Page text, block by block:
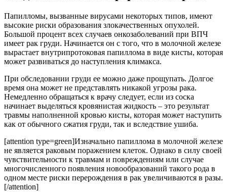
Папилломы, вызванные вирусами некоторых типов, имеют
высокие риски образования злокачественных опухолей.
Большой процент всех случаев онкозаболеваний при ВПЧ
имеет рак груди. Начинается он с того, что в молочной железе
вырастает внутрипротоковая папиллома в виде кисты, которая
может развиваться до наступления климакса.
При обследовании груди ее можно даже прощупать. Долгое
время она может не представлять никакой угрозы рака.
Немедленно обращаться к врачу следует, если из соска
начинает выделяться кровянистая жидкость – это результат
травмы наполненной кровью кисты, которая может наступить
как от обычного сжатия груди, так и вследствие ушиба.
[attention type=green]Изначально папиллома в молочной железе
не является раковым поражением клеток. Однако в силу своей
чувствительности к травмам и повреждениям или случае
многочисленного появления новообразований такого рода в
одном месте риски перерождения в рак увеличиваются в разы.
[/attention]